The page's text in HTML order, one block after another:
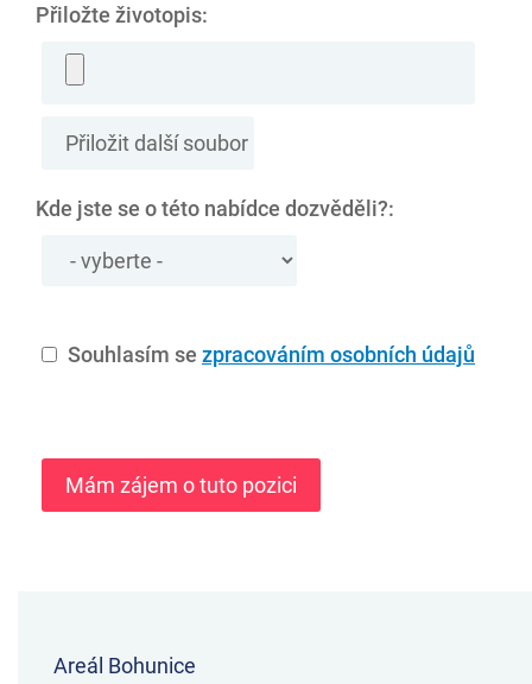
Přiložte životopis:
Kde jste se o této nabídce dozvěděli?:
Souhlasím se zpracováním osobních údajů
Areál Bohunice